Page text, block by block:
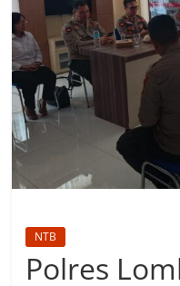
NTB
Polres